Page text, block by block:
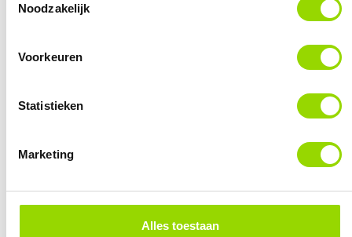
Noodzakelijk
Voorkeuren
Statistieken
Marketing
Alles toestaan